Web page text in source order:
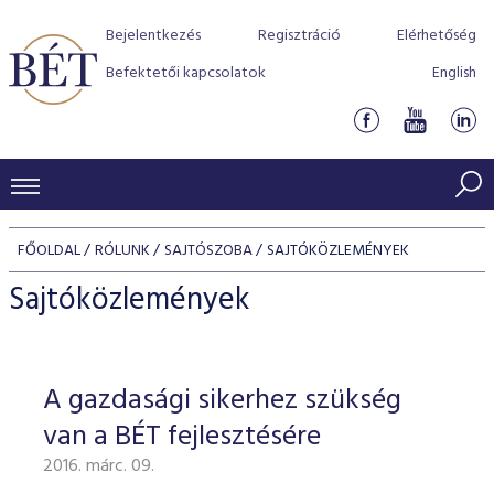
Bejelentkezés Regisztráció
Elérhetőség
Befektetői kapcsolatok
English
KERESKEDÉSI ADATOK
INDEXEK
Jelzáloglevél indexek
Vállalati kötvény indexek
Azonnali Piac
Részvények
Származékos piac
BEFEKTETŐK
Részvény szekció
Hitelpapír szekció
BÉT szabályzatok
Befektetővédelem
Alkalmazott díjstruktúra
Elszámolás
Részvény és vállalati kötvény tőzsdei bevezetését
program
BÉT Xtend - Részvénypiac egyszerűen
TŐZSDETAGOK
Tőzsdetagok, üzletkötők
VENDOROK
FŐOLDAL RÓLUNK SAJTÓSZOBA SAJTÓKÖZLEMÉNYEK
Sajtóközlemények
A gazdasági sikerhez szükség
van a BÉT fejlesztésére
2016. márc. 09.